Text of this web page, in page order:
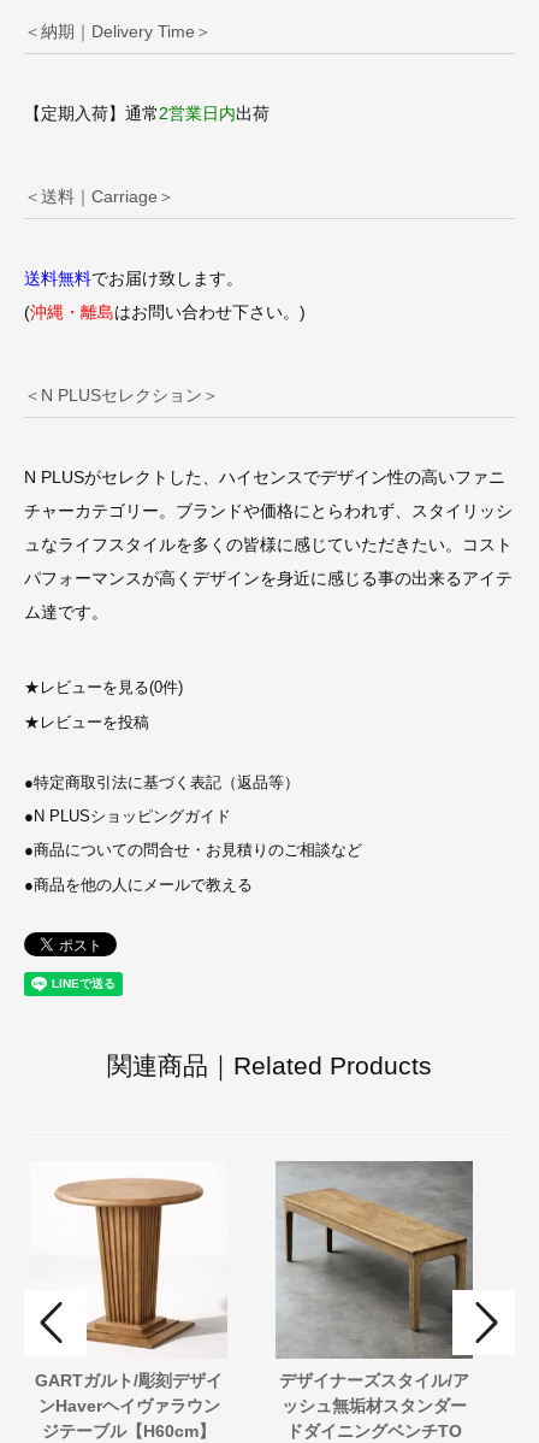
＜納期｜Delivery Time＞
【定期入荷】通常2営業日内出荷
＜送料｜Carriage＞
送料無料でお届け致します。
(沖縄・離島はお問い合わせ下さい。)
＜N PLUSセレクション＞
N PLUSがセレクトした、ハイセンスでデザイン性の高いファニ
チャーカテゴリー。ブランドや価格にとらわれず、スタイリッシ
ュなライフスタイルを多くの皆様に感じていただきたい。コスト
パフォーマンスが高くデザインを身近に感じる事の出来るアイテ
ム達です。
★ レビューを見る(0件)
★ レビューを投稿
●特定商取引法に基づく表記（返品等）
● N PLUSショッピングガイド
●商品についての問合せ・お見積りのご相談など
●商品を他の人にメールで教える
関連商品｜Related Products
GARTガルト/彫刻デザイ
ンHaverヘイヴァラウン
ジテーブル【H60cm】
デザイナーズスタイル/ア
ッシュ無垢材スタンダー
ドダイニングベンチTO